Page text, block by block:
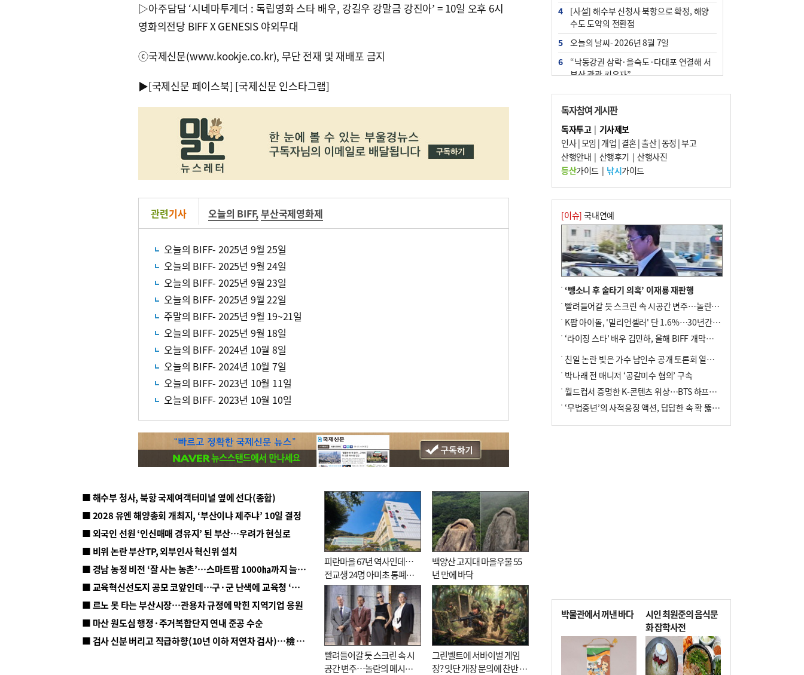
▷아주담담 ‘시네마투게더 : 독립영화 스타 배우, 강길우 강말금 강진아’ = 10일 오후 6시
영화의전당 BIFF X GENESIS 야외무대
ⓒ국제신문(www.kookje.co.kr), 무단 전재 및 재배포 금지
▶[국제신문 페이스북] [국제신문 인스타그램]
관련기사 오늘의 BIFF,부산국제영화제
오늘의 BIFF- 2025년 9월 25일
오늘의 BIFF- 2025년 9월 24일
오늘의 BIFF- 2025년 9월 23일
오늘의 BIFF- 2025년 9월 22일
주말의 BIFF- 2025년 9월 19~21일
오늘의 BIFF- 2025년 9월 18일
오늘의 BIFF- 2024년 10월 8일
오늘의 BIFF- 2024년 10월 7일
오늘의 BIFF- 2023년 10월 11일
오늘의 BIFF- 2023년 10월 10일
■ 해수부 청사, 북항 국제여객터미널 옆에 선다(종합)
■ 2028 유엔 해양총회 개최지, ‘부산이냐 제주냐’ 10일 결정
■ 외국인 선원 ‘인신매매 경유지’ 된 부산…우려가 현실로
■ 비위 논란 부산TP, 외부인사 혁신위 설치
■ 경남 농정 비전 ‘잘 사는 농촌’…스마트팜 1000㏊까지 늘린다
■ 교육혁신선도지 공모 코앞인데…구·군 난색에 교육청 ‘쩔쩔’
■ 르노 못 타는 부산시장…관용차 규정에 막힌 지역기업 응원
■ 마산 원도심 행정·주거복합단지 연내 준공 수순
■ 검사 신분 버리고 직급하향(10년 이하 저연차 검사)…檢 중수청행 기피
피란마을 67년 역사인데…
전교생 24명 아미초 통폐합
기로
백양산 고지대 마을우물 55
년 만에 바닥
빨려들어갈 듯 스크린 속 시
공간 변주…놀란의 메시지
그린벨트에 서바이벌 게임
장? 잇단 개장 문의에 찬반 논
4
[사설] 해수부 신청사 북항으로 확정, 해양
수도 도약의 전환점
5
오늘의 날씨- 2026년 8월 7일
6
“낙동강권 삼락·을숙도·다대포 연결해 서
부산 관광 키우자”
7
부울경 주말부터 비소식…‘극한 폭염’ 한풀
꺾일 듯
8
피란마을 67년 역사인데…전교생 24명 아
미초 통폐합 기로
9
교육혁신선도지 공모 코앞인데…구·군 난
색에 교육청 ‘쩔쩔’
10 2028 유엔 해양총회 개최지, ‘부산이냐 제
주냐’ 10일 결정
독자참여 게시판
독자투고| 기사제보
인사|모임 | 개업 | 결혼|출산|동정 |부고
산행안내 | 산행후기 | 산행사진
등산가이드| 낚시가이드
[이슈] 국내연예
‘뺑소니 후 술타기 의혹’ 이재룡 재판행
빨려들어갈 듯 스크린 속 시공간 변주…놀란의 메시지는 ‘전쟁 속죄’
K팝 아이돌, '밀리언셀러' 단 1.6%…30년간 등장 1182개팀 전수조사
‘라이징 스타’ 배우 김민하, 올해 BIFF 개막식 사회자 확정
친일 논란 빚은 가수 남인수 공개 토론회 열린다.
박나래 전 매니저 ‘공갈미수 혐의’ 구속
월드컵서 증명한 K-콘텐츠 위상…BTS 하프타임쇼·정호연 트로피 세리머니
‘무법중년’의 사적응징 액션, 답답한 속 확 뚫어주네
박물관에서 꺼낸 바다
시인 최원준의 음식문
화 잡학사전